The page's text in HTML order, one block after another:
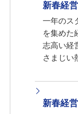
新春経
一年のス
を集めた
志高い経
さまじい
新春経